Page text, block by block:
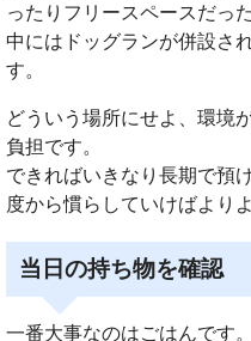
ったりフリースペースだった
中にはドッグランが併設さ
す。
どういう場所にせよ、環境
負担です。
できればいきなり長期で預
度から慣らしていけばより
当日の持ち物を確認
一番大事なのはごはんです。